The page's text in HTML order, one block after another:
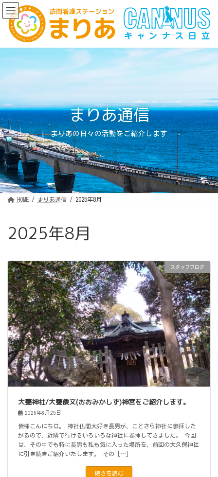
コ
ン
テ
ナ
ビ
ゲ
まりあ通信
まりあの日々の活動をご紹介します
HOME まりあ通信 2025年8月
2025年8月
スタッフブログ
大甕神社/大甕倭文(おおみかしず)神宮をご紹介します。
2025年8月25日
皆様こんにちは。 神社仏閣大好き長男が、ことさら神社に参拝した
がるので、近隣で行けるいろいろな神社に参拝してきました。 今回
は、その中でも特に長男も私も気に入った場所を、前回の大久保神社
に引き続きご紹介いたします。 その […]
続きを読む